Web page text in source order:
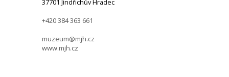
37701 Jindřichův Hradec
+420 384 363 661
muzeum@mjh.cz
www.mjh.cz